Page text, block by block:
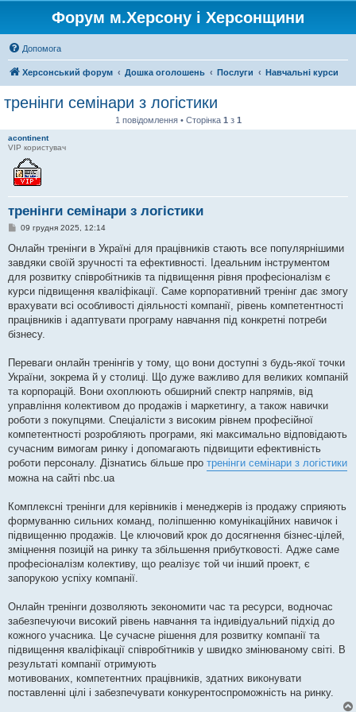
Форум м.Херсону і Херсонщини
Допомога
Херсонський форум Дошка оголошень Послуги Навчальні курси
тренінги семінари з логістики
1 повідомлення • Сторінка 1 з 1
acontinent
VIP користувач
тренінги семінари з логістики
П
в
д
о
л
е
н
я
09 грудня 2025, 12:14
Онлайн тренінги в Україні для працівників стають все популярнішими
завдяки своїй зручності та ефективності. Ідеальним інструментом
для розвитку співробітників та підвищення рівня професіоналізм є
курси підвищення кваліфікації. Саме корпоративний тренінг дає змогу
врахувати всі особливості діяльності компанії, рівень компетентності
працівників і адаптувати програму навчання під конкретні потреби
бізнесу.
Переваги онлайн тренінгів у тому, що вони доступні з будь-якої точки
України, зокрема й у столиці. Що дуже важливо для великих компаній
та корпорацій. Вони охоплюють обширний спектр напрямів, від
управління колективом до продажів і маркетингу, а також навички
роботи з покупцями. Спеціалісти з високим рівнем професійної
компетентності розробляють програми, які максимально відповідають
сучасним вимогам ринку і допомагають підвищити ефективність
роботи персоналу. Дізнатись більше про тренінги семінари з логістики
можна на сайті nbc.ua
Комплексні тренінги для керівників і менеджерів із продажу сприяють
формуванню сильних команд, поліпшенню комунікаційних навичок і
підвищенню продажів. Це ключовий крок до досягнення бізнес-цілей,
зміцнення позицій на ринку та збільшення прибутковості. Адже саме
професіоналізм колективу, що реалізує той чи інший проект, є
запорукою успіху компанії.
Онлайн тренінги дозволяють зекономити час та ресурси, водночас
забезпечуючи високий рівень навчання та індивідуальний підхід до
кожного учасника. Це сучасне рішення для розвитку компанії та
підвищення кваліфікації співробітників у швидко змінюваному світі. В
результаті компанії отримують
мотивованих, компетентних працівників, здатних виконувати
поставленні цілі і забезпечувати конкурентоспроможність на ринку.